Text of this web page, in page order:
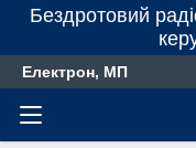
Бездротовий
Електрон, МП